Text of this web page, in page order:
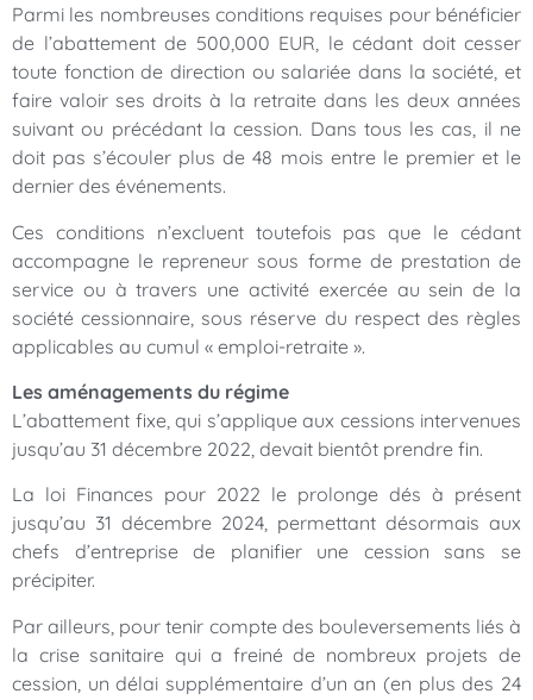
Parmi les nombreuses conditions requises pour bénéficier
de l’abattement de 500,000 EUR, le cédant doit cesser
toute fonction de direction ou salariée dans la société, et
faire valoir ses droits à la retraite dans les deux années
suivant ou précédant la cession. Dans tous les cas, il ne
doit pas s’écouler plus de 48 mois entre le premier et le
dernier des événements.
Ces conditions n’excluent toutefois pas que le cédant
accompagne le repreneur sous forme de prestation de
service ou à travers une activité exercée au sein de la
société cessionnaire, sous réserve du respect des règles
applicables au cumul « emploi-retraite ».
Les aménagements du régime
L’abattement fixe, qui s’applique aux cessions intervenues
jusqu’au 31 décembre 2022, devait bientôt prendre fin.
La loi Finances pour 2022 le prolonge dés à présent
jusqu’au 31 décembre 2024, permettant désormais aux
chefs d’entreprise de planifier une cession sans se
précipiter.
Par ailleurs, pour tenir compte des bouleversements liés à
la crise sanitaire qui a freiné de nombreux projets de
cession, un délai supplémentaire d’un an (en plus des 24